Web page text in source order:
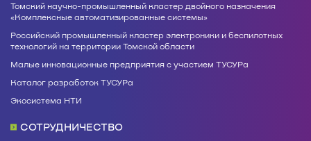
Томский научно-промышленный кластер двойного назначения
«Комплексные автоматизированные системы»
Российский промышленный кластер электроники и беспилотных
технологий на территории Томской области
Малые инновационные предприятия с участием ТУСУРа
Каталог разработок ТУСУРа
Экосистема НТИ
СОТРУДНИЧЕСТВО